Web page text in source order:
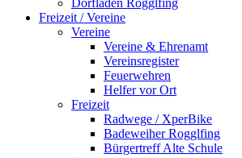
Dorfladen Rogglfing
Freizeit / Vereine
Vereine
Vereine & Ehrenamt
Vereinsregister
Feuerwehren
Helfer vor Ort
Freizeit
Radwege / XperBike
Badeweiher Rogglfing
Bürgertreff Alte Schule